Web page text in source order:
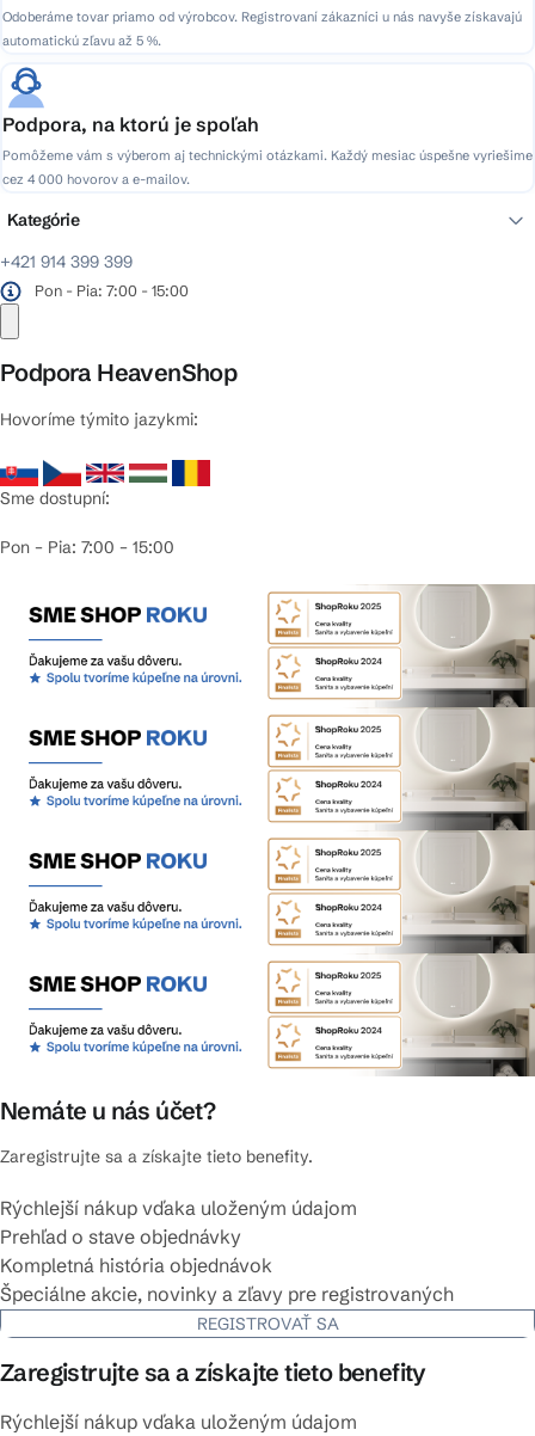
Odoberáme tovar priamo od výrobcov. Registrovaní zákazníci u nás navyše získavajú
automatickú zľavu až 5 %.
Podpora, na ktorú je spoľah
Pomôžeme vám s výberom aj technickými otázkami. Každý mesiac úspešne vyriešime
cez 4 000 hovorov a e-mailov.
+421 914 399 399
Pon - Pia: 7:00 - 15:00
Podpora HeavenShop
Hovoríme týmito jazykmi:
Sme dostupní:
Pon – Pia: 7:00 – 15:00
Nemáte u nás účet?
Zaregistrujte sa a získajte tieto benefity.
Rýchlejší nákup vďaka uloženým údajom
Prehľad o stave objednávky
Kompletná história objednávok
Špeciálne akcie, novinky a zľavy pre registrovaných
REGISTROVAŤ SA
Zaregistrujte sa a získajte tieto benefity
Rýchlejší nákup vďaka uloženým údajom
Kategórie